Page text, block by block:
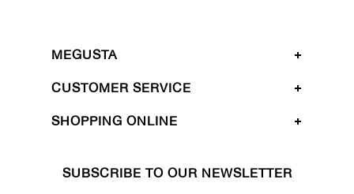
MEGUSTA
CUSTOMER SERVICE
SHOPPING ONLINE
SUBSCRIBE TO OUR NEWSLETTER